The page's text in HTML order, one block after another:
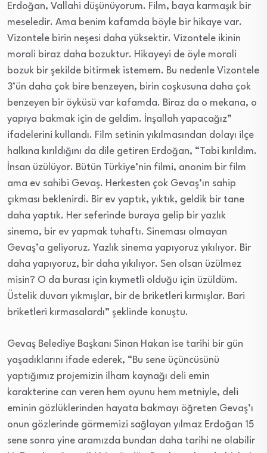
Erdoğan, Vallahi düşünüyorum. Film, baya karmaşık bir
meseledir. Ama benim kafamda böyle bir hikaye var.
Vizontele birin neşesi daha yüksektir. Vizontele ikinin
morali biraz daha bozuktur. Hikayeyi de öyle morali
bozuk bir şekilde bitirmek istemem. Bu nedenle Vizontele
3’ün daha çok bire benzeyen, birin coşkusuna daha çok
benzeyen bir öyküsü var kafamda. Biraz da o mekana, o
yapıya bakmak için de geldim. İnşallah yapacağız”
ifadelerini kullandı. Film setinin yıkılmasından dolayı ilçe
halkına kırıldığını da dile getiren Erdoğan, “Tabi kırıldım.
İnsan üzülüyor. Bütün Türkiye’nin filmi, anonim bir film
ama ev sahibi Gevaş. Herkesten çok Gevaş’ın sahip
çıkması beklenirdi. Bir ev yaptık, yıktık, geldik bir tane
daha yaptık. Her seferinde buraya gelip bir yazlık
sinema, bir ev yapmak tuhaftı. Sineması olmayan
Gevaş’a geliyoruz. Yazlık sinema yapıyoruz yıkılıyor. Bir
daha yapıyoruz, bir daha yıkılıyor. Sen olsan üzülmez
misin? O da burası için kıymetli olduğu için üzüldüm.
Üstelik duvarı yıkmışlar, bir de briketleri kırmışlar. Bari
briketleri kırmasalardı” şeklinde konuştu.
Gevaş Belediye Başkanı Sinan Hakan ise tarihi bir gün
yaşadıklarını ifade ederek, “Bu sene üçüncüsünü
yaptığımız projemizin ilham kaynağı deli emin
karakterine can veren hem oyunu hem metniyle, deli
eminin gözlüklerinden hayata bakmayı öğreten Gevaş’ı
onun gözlerinde görmemizi sağlayan yılmaz Erdoğan 15
sene sonra yine aramızda bundan daha tarihi ne olabilir